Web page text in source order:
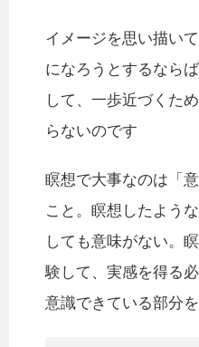
イメージを思い描い
になろうとするなら
して、一歩近づくた
らないのです
瞑想で大事なのは「
こと。瞑想したよう
しても意味がない。
験して、実感を得る
意識できている部分